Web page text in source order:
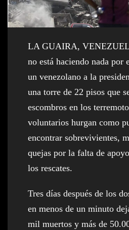
LA GUAIRA,
no está haciendo nada por
un venezolano a la
una torre de 22 pisos que
escombros en los
voluntarios hurgan como
encontrar sobrevivientes,
quejas por la falta de
los rescates.
Tres días después de los
en menos de un minuto
mil muertos y más de